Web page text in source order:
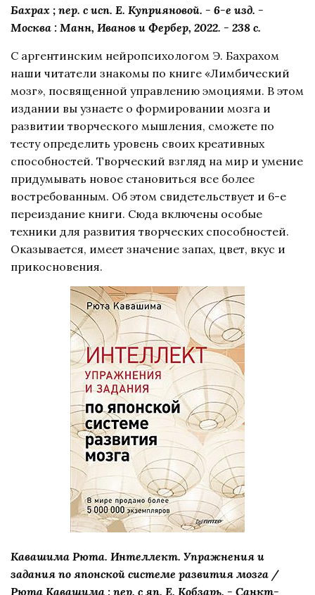
Бахрах ; пер. с исп. Е. Куприяновой. - 6-е изд. -
Москва : Манн, Иванов и Фербер, 2022. - 238 с.
С аргентинским нейропсихологом Э. Бахрахом
наши читатели знакомы по книге «Лимбический
мозг», посвященной управлению эмоциями. В этом
издании вы узнаете о формировании мозга и
развитии творческого мышления, сможете по
тесту определить уровень своих креативных
способностей. Творческий взгляд на мир и умение
придумывать новое становиться все более
востребованным. Об этом свидетельствует и 6-е
переиздание книги. Сюда включены особые
техники для развития творческих способностей.
Оказывается, имеет значение запах, цвет, вкус и
прикосновения.
Кавашима Рюта. Интеллект. Упражнения и
задания по японской системе развития мозга /
Рюта Кавашима ; пер. с яп. Е. Кобзарь. - Санкт-